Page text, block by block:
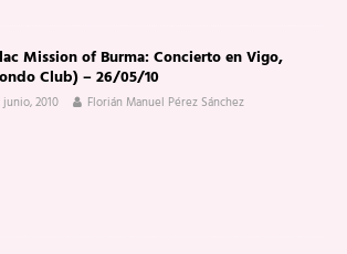
Mission of Burma: Concierto en Vigo,
Club) – 26/05/10
junio, 2010 Florián Manuel Pérez Sánchez